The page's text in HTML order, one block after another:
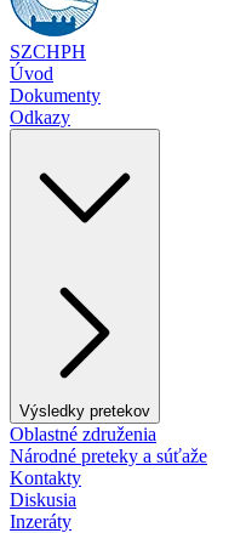
SZCHPH
Úvod
Dokumenty
Odkazy
Výsledky pretekov
Oblastné združenia
Národné preteky a súťaže
Kontakty
Diskusia
Inzeráty